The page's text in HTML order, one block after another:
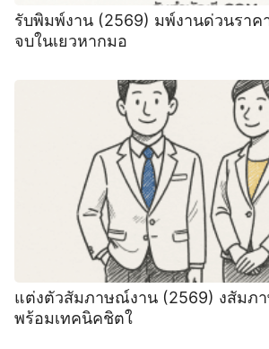
รับพิมพ์งาน (2569) มพ์งานด่วนรา
จบในเยวหากมอ
แต่งตัวสัมภาษณ์งาน (2569) งสัมภ
พร้อมเทคนิคชิตใ